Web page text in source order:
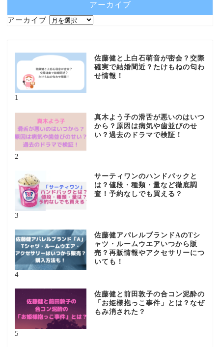
アーカイブ
アーカイブ
1
佐藤健と上白石萌音が密会？交際
確実で結婚間近？たけもねの匂わ
せ情報！
2
真木よう子の滑舌が悪いのはいつ
から？原因は病気や歯並びのせ
い？過去のドラマで検証！
3
サーティワンのハンドパックと
は？値段・種類・量など徹底調
査！予約なしでも買える？
4
佐藤健アパレルブランドAのTシ
ャツ・ルームウエアいつから販
売？再販情報やアクセサリーにつ
いても！
5
佐藤健と前田敦子の合コン泥酔の
「お姫様抱っこ事件」とは？なぜ
もみ消された？